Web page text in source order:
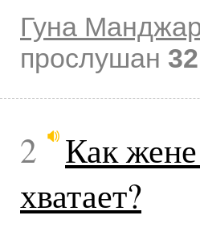
Гуна
прослушан
2
Как жене
хватает?